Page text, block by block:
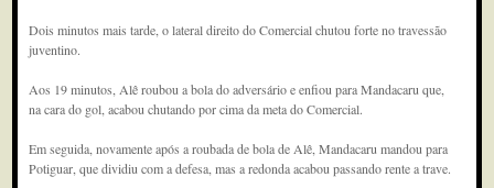
Dois minutos mais tarde, o lateral direito do Comercial chutou forte no travessão
juventino.
Aos 19 minutos, Alê roubou a bola do adversário e enfiou para Mandacaru que,
na cara do gol, acabou chutando por cima da meta do Comercial.
Em seguida, novamente após a roubada de bola de Alê, Mandacaru mandou para
Potiguar, que dividiu com a defesa, mas a redonda acabou passando rente a trave.